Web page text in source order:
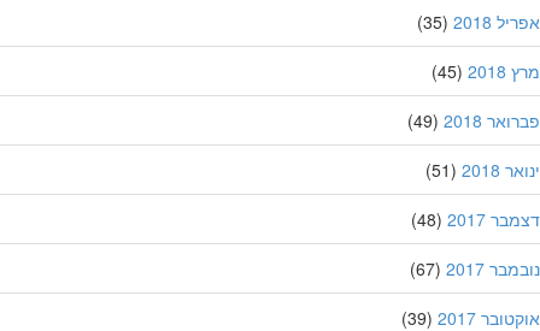
2018
(35)
(45)
2018
(49)
2018
(51)
2017
(48)
2017
(67)
2017
(39)